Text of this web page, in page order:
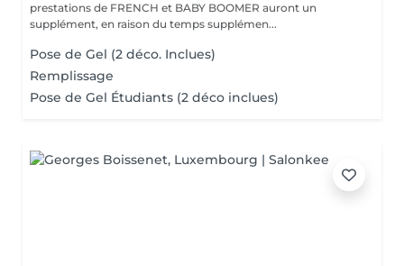
prestations de FRENCH et BABY BOOMER auront un
supplément, en raison du temps supplémen...
Pose de Gel (2 déco. Inclues)
Remplissage
Pose de Gel Étudiants (2 déco inclues)